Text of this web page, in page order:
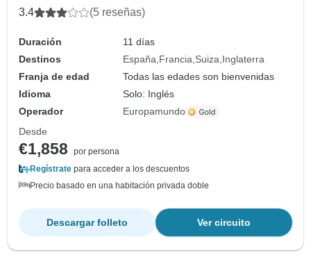
3.4 (5 reseñas)
Duración
11 días
Destinos
España Francia Suiza Inglaterra
Franja de edad
Todas las edades son bienvenidas
Idioma
Solo: Inglés
Operador
Europamundo
Desde
€1,858
por persona
Regístrate para acceder a los descuentos
Precio basado en una habitación privada doble
Ver circuito
Descargar folleto